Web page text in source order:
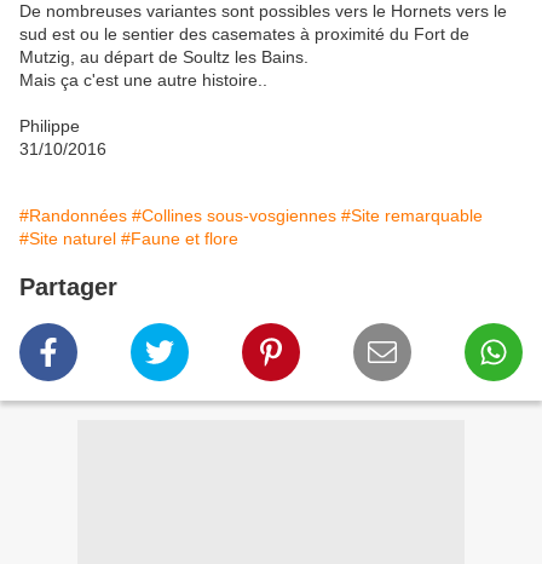
De nombreuses variantes sont possibles vers le Hornets vers le
sud est ou le sentier des casemates à proximité du Fort de
Mutzig, au départ de Soultz les Bains.
Mais ça c'est une autre histoire..
Philippe
31/10/2016
#Randonnées #Collines sous-vosgiennes #Site remarquable
#Site naturel #Faune et flore
Partager